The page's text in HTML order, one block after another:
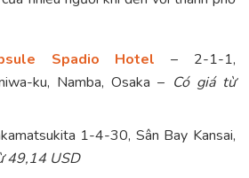
Spadio Hotel
– 2-1-1,
ku, Namba, Osaka – Có giá từ
1-4-30, Sân Bay Kansai,
49,14 USD